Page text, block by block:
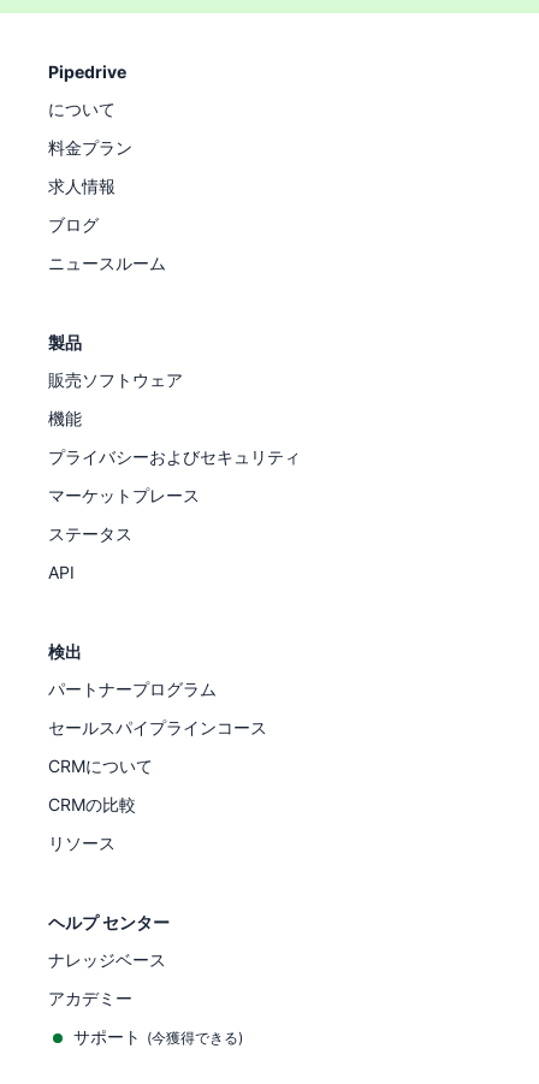
Pipedrive
について
料金プラン
求人情報
ブログ
ニュースルーム
製品
販売ソフトウェア
機能
プライバシーおよびセキュリティ
マーケットプレース
ステータス
API
検出
パートナープログラム
セールスパイプラインコース
CRMについて
CRMの比較
リソース
ヘルプ センター
ナレッジベース
アカデミー
サポート (今獲得できる)